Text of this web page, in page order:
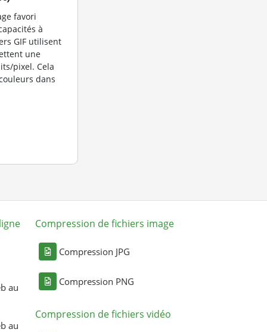
favori
à
GIF utilisent
une
pixel. Cela
dans
au
au
Compression de fichiers image
Compression JPG
Compression PNG
Compression de fichiers vidéo